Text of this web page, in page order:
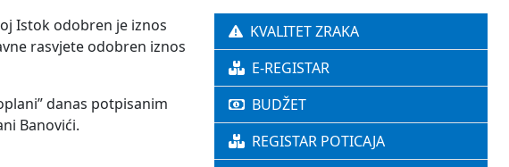
Istok odobren je iznos
rasvjete odobren iznos
danas potpisanim
Banovići.
KVALITET ZRAKA
E-REGISTAR
BUDŽET
REGISTAR POTICAJA